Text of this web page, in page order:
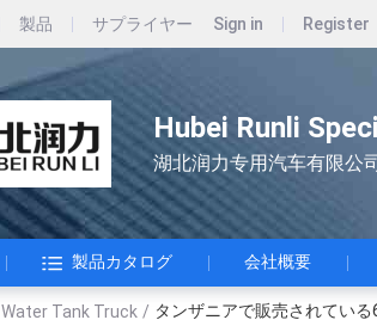
製品 サプライヤー Sign in Register
Hubei Runli
湖北润力专用汽车有限公
製品カタログ 会社概要
Water Tank Truck / タンザニアで販売されてい